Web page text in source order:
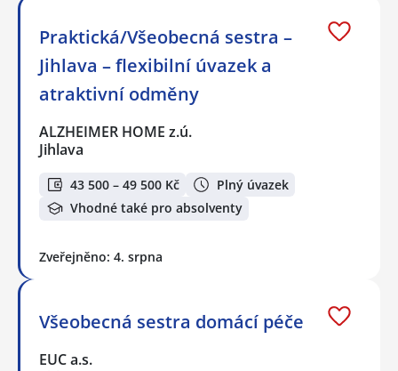
Praktická/Všeobecná sestra –
Jihlava – flexibilní úvazek a
atraktivní odměny
ALZHEIMER HOME z.ú.
Jihlava
43 500 – 49 500 Kč
Plný úvazek
Vhodné také pro absolventy
Zveřejněno: 4. srpna
Všeobecná sestra domácí péče
EUC a.s.